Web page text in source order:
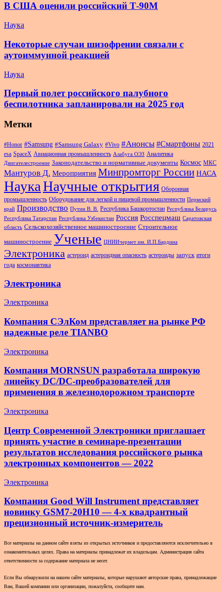
В США оценили российский Т-90М
Наука
Некоторые случаи шизофрении связали с
аутоиммунной реакцией
Наука
Первый полет российского палубного
беспилотника запланировали на 2025 год
Метки
#Honor #Samsung #Samsung Galaxy #Vivo #Анонсы #Смартфоны 2021
esa SpaceX Авиационная промышленность Алабуга ОЭЗ Аналитика
Двигателестроение Законодательство и нормативные документы Космос МКС
Мантуров Д. Мероприятия Минпромторг России НАСА
НаукаНаучные открытия Оборонная
промышленность Оборудование для легкой и пищевой промышленности Пермский
край Производство Путин В. В. Республика Башкортостан Республика Беларусь
Республика Татарстан Республика Узбекистан Россия Росспецмаш Саратовская
область Сельскохозяйственное машиностроение Строительное
машиностроение Ученые ЦНИИчермет им. И.П.Бардина
Электроника астероид астероидная опасность астероиды запуск итоги
года космонавтика
Электроника
Электроника
Компания СЭлКом представляет на рынке РФ
надежные реле TIANBO
Электроника
Компания MORNSUN разработала широкую
линейку DC/DC-преобразователей для
применения в железнодорожном транспорте
Электроника
Центр Современной Электроники приглашает
принять участие в семинаре-презентации
результатов исследования российского рынка
электронных компонентов — 2022
Электроника
Компания Good Will Instrument представляет
новинку GSM7-20H10 — 4-х квадрантный
прецизионный источник-измеритель
Все материалы на данном сайте взяты из открытых источников и предоставляются исключительно в
ознакомительных целях. Права на материалы принадлежат их владельцам. Администрация сайта
ответственности за содержание материала не несет.
Если Вы обнаружили на нашем сайте материалы, которые нарушают авторские права, принадлежащие
Вам, Вашей компании или организации, пожалуйста, сообщите нам.